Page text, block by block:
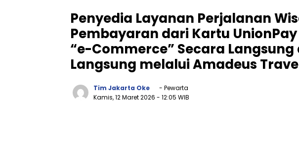
Penyedia Layanan Perjalanan
Pembayaran dari Kartu
“e-Commerce” Secara
Langsung melalui Amadeus
Tim Jakarta Oke
- Pewarta
Kamis, 12 Maret 2026 - 12:05 WIB